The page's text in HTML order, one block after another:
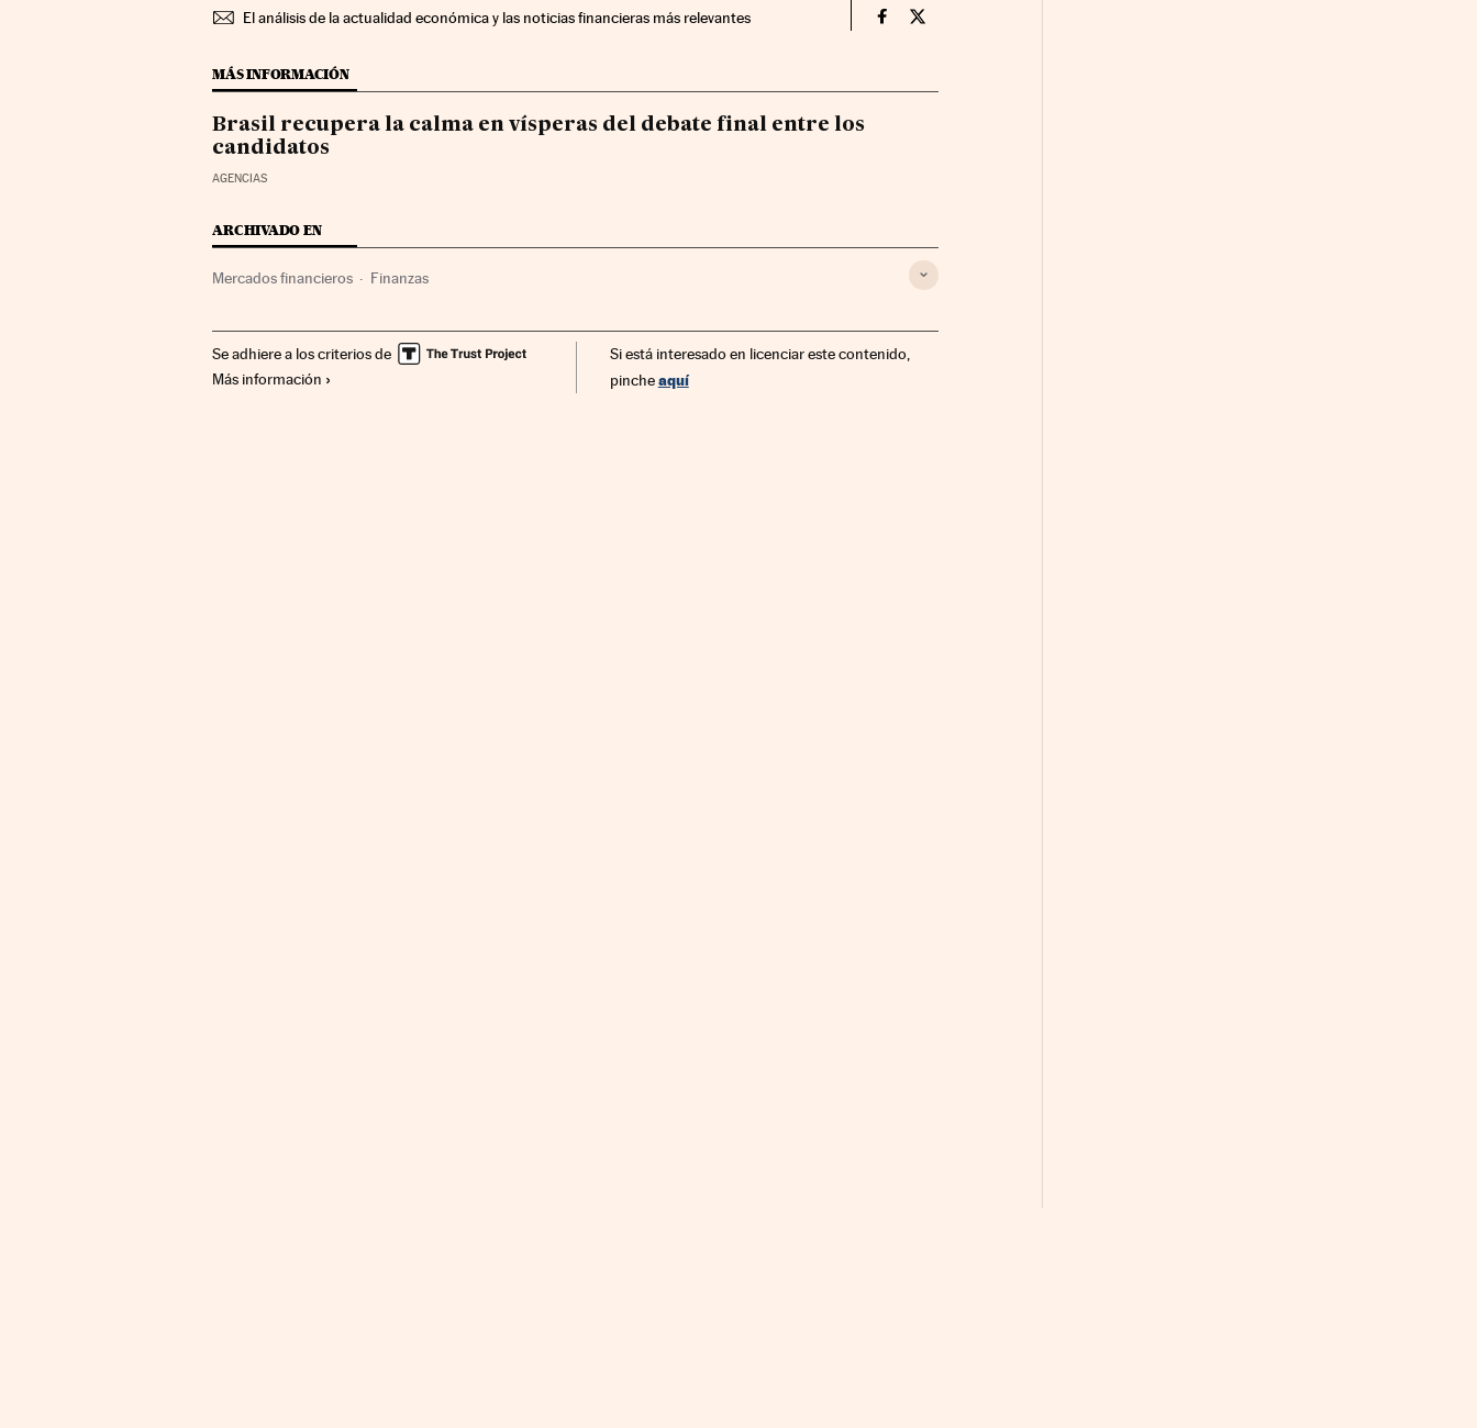
El análisis de la actualidad económica y las noticias financieras más relevantes Mercados Financieros Cinco Días en Facebook
Mercados Financieros Cinco Días en Twitter
MÁS INFORMACIÓN
Brasil recupera la calma en vísperas del debate final entre los
candidatos
AGENCIAS
ARCHIVADO EN
Mercados financieros Finanzas
Se adhiere a los criterios de
Más información
Si está interesado en licenciar este contenido,
pincheaquí